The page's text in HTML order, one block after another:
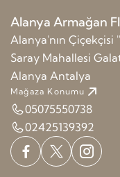
Alanya Armağan
Alanya'nın Çiçekçisi
Saray Mahallesi
Alanya Antalya
Mağaza Konumu
05075550738
02425139392